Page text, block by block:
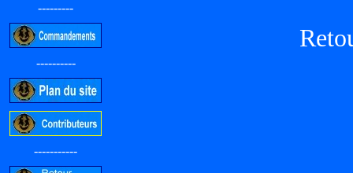
---------
----------
-----------